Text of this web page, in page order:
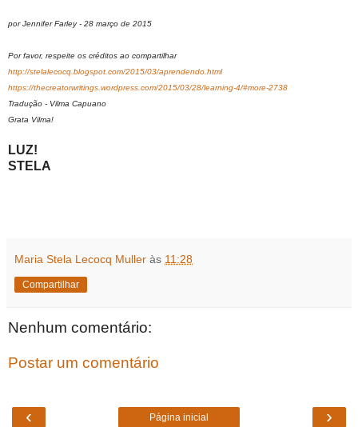
por Jennifer Farley - 28 março de 2015
Por favor, respeite os créditos ao compartilhar
http://stelalecocq.blogspot.com/2015/03/aprendendo.html
https://thecreatorwritings.wordpress.com/2015/03/28/learning-4/#more-2738
Tradução - Vilma Capuano
Grata Vilma!
LUZ!
STELA
Maria Stela Lecocq Muller às 11:28
Compartilhar
Nenhum comentário:
Postar um comentário
‹ ›
Página inicial